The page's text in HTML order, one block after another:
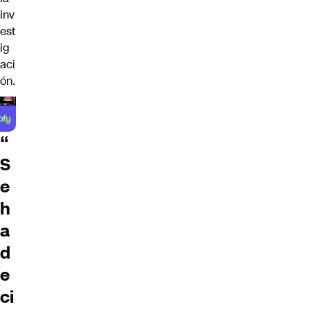
inv
est
ig
aci
ón.
“
S
e
h
a
d
e
ci